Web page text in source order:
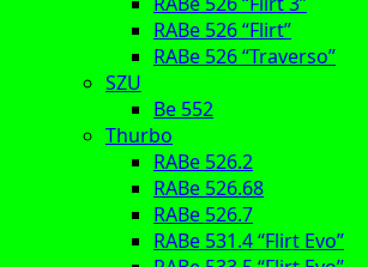
RABe 526 “Flirt”
RABe 526 “Traverso”
SZU
Be 552
Thurbo
RABe 526.2
RABe 526.68
RABe 526.7
RABe 531.4 “Flirt Evo”